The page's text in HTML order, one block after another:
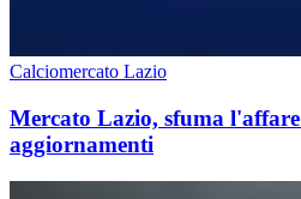
Calciomercato Lazio
Mercato Lazio, sfuma
aggiornamenti